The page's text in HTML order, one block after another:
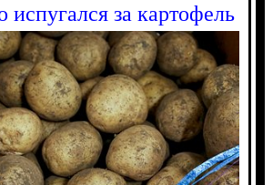
испугался за картофель